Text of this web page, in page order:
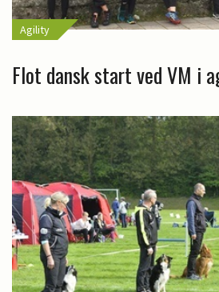
Agility
Flot dansk start ved VM i